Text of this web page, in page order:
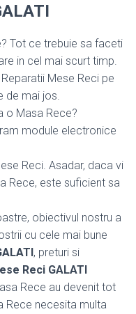
Tot ce trebuie sa faceti
in cel mai scurt timp.
Mese Reci pe
de mai jos.
o Masa Rece?
module electronice
Reci. Asadar, daca vi
Rece, este suficient sa
obiectivul nostru a
cu cele mai bune
, preturi si
Reci GALATI
Rece au devenit tot
Rece necesita multa